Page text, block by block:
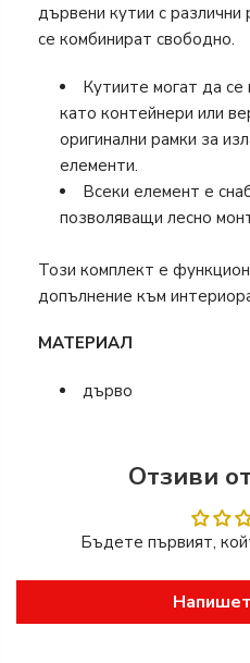
дървени кутии с
се комбинират свободно.
Кутиите могат да се
като контейнери или
оригинални рамки за
елементи.
Всеки елемент е
позволяващи лесно
Този комплект е
допълнение към
МАТЕРИАЛ
дърво
Отзиви
Бъдете първият,